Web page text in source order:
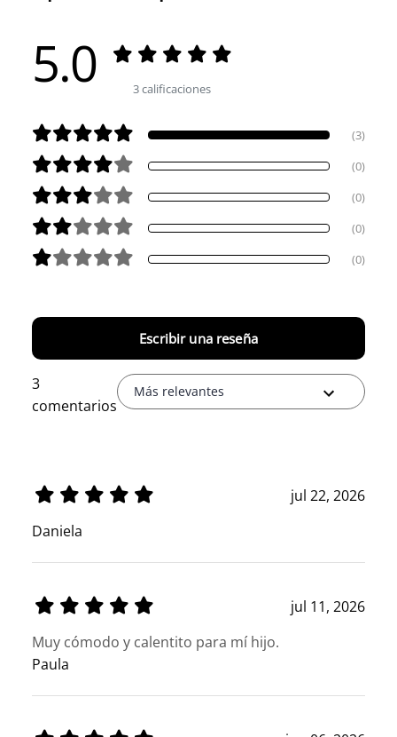
5.0 3 calificaciones
(3)
(0)
(0)
(0)
(0)
Escribir una reseña
3
comentarios
Más relevantes
jul 22, 2026
Daniela
jul 11, 2026
Muy cómodo y calentito para mí hijo.
Paula